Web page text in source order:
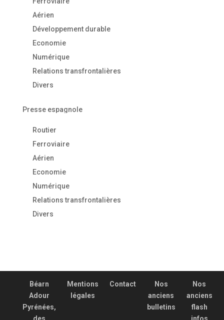
Aérien
Développement durable
Economie
Numérique
Relations transfrontalières
Divers
Presse espagnole
Routier
Ferroviaire
Aérien
Economie
Numérique
Relations transfrontalières
Divers
Béarn
Adour
Pyrénées,
Mentions
légales
Contact
Nos
anciens
bulletins
Nos
anciens
flash